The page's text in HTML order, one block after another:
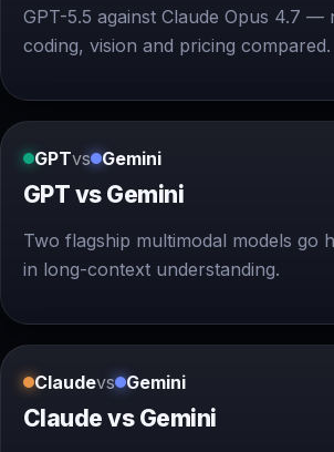
GPT-5.5 against Claude Opus 4.7 —
coding, vision and pricing compared.
GPTvs Gemini
GPT vs Gemini
Two flagship multimodal models go
in long-context understanding.
Claudevs Gemini
Claude vs Gemini